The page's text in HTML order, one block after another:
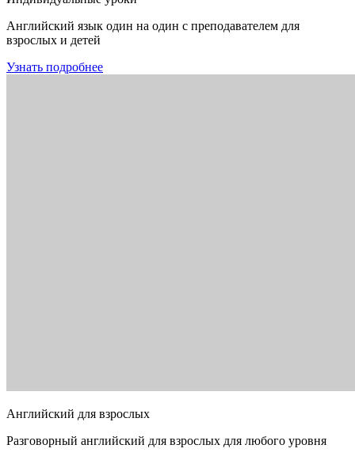
Английский язык один на один с преподавателем для
взрослых и детей
Узнать подробнее
Английский для взрослых
Разговорный английский для взрослых для любого уровня